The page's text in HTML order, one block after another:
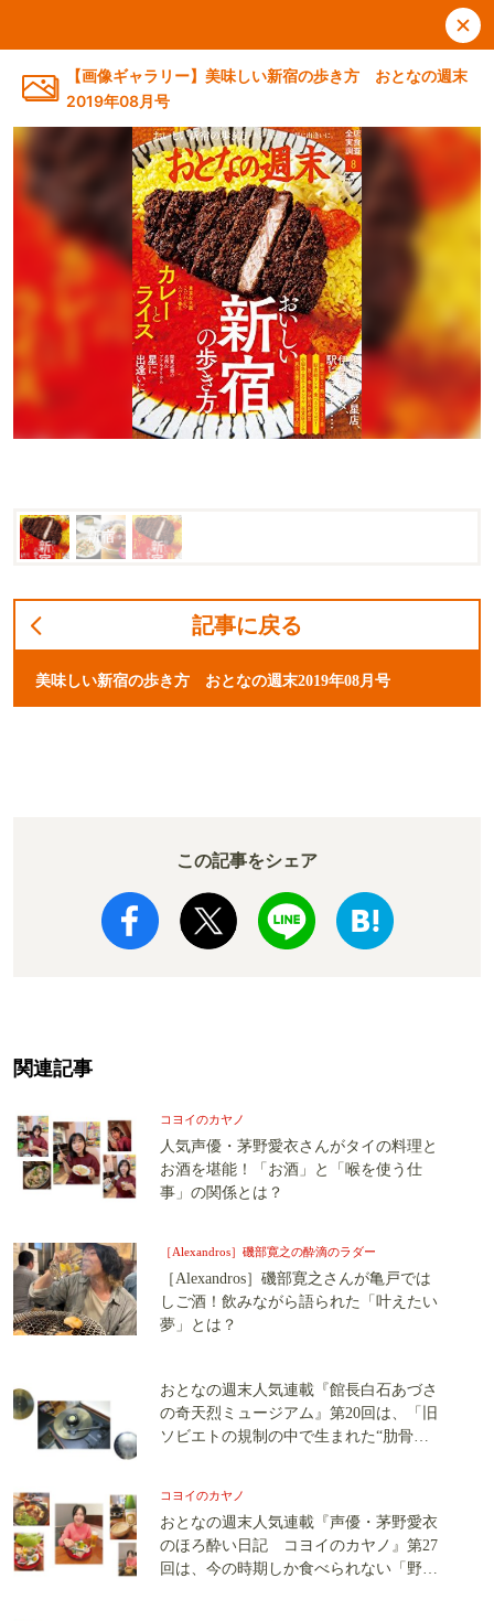
【画像ギャラリー】美味しい新宿の歩き方 おとなの週末
2019年08月号
記事に戻る
美味しい新宿の歩き方 おとなの週末2019年08月号
この記事をシェア
関連記事
コヨイのカヤノ
人気声優・茅野愛衣さんがタイの料理と
お酒を堪能！「お酒」と「喉を使う仕
事」の関係とは？
［Alexandros］磯部寛之の酔滴のラダー
［Alexandros］磯部寛之さんが亀戸では
しご酒！飲みながら語られた「叶えたい
夢」とは？
おとなの週末人気連載『館長白石あづさ
の奇天烈ミュージアム』第20回は、「旧
ソビエトの規制の中で生まれた“肋骨レ
コヨイのカヤノ
おとなの週末人気連載『声優・茅野愛衣
のほろ酔い日記 コヨイのカヤノ』第27
回は、今の時期しか食べられない「野鴨